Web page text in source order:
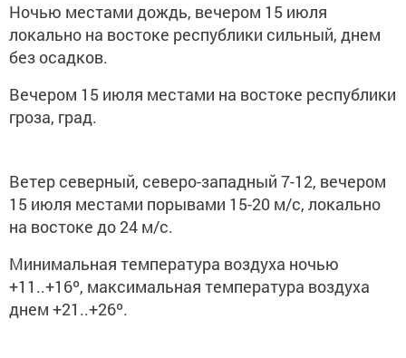
Ночью местами дождь, вечером 15 июля
локально на востоке республики сильный, днем
без осадков.
Вечером 15 июля местами на востоке республики
гроза, град.
Ветер северный, северо-западный 7-12, вечером
15 июля местами порывами 15-20 м/с, локально
на востоке до 24 м/с.
Минимальная температура воздуха ночью
+11..+16º, максимальная температура воздуха
днем +21..+26º.